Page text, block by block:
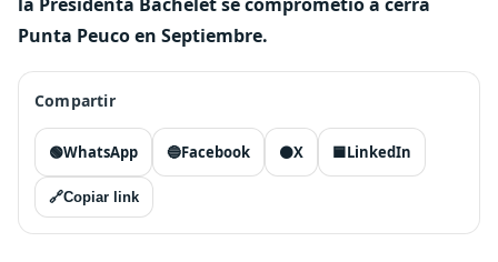
Punta Peuco en Septiembre.
Compartir
🟢WhatsApp 🔵Facebook ⚫X 🟦LinkedIn
🔗Copiar link